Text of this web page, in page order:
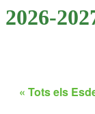
2026-
« Tots els